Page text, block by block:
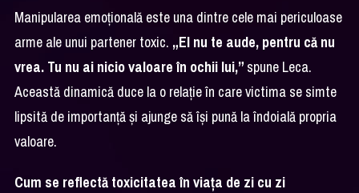
Manipularea emoțională este una dintre cele mai periculoase
arme ale unui partener toxic. „El nu te aude, pentru că nu
vrea. Tu nu ai nicio valoare în ochii lui,” spune Leca.
Această dinamică duce la o relație în care victima se simte
lipsită de importanță și ajunge să își pună la îndoială propria
valoare.
Cum se reflectă toxicitatea în viața de zi cu zi